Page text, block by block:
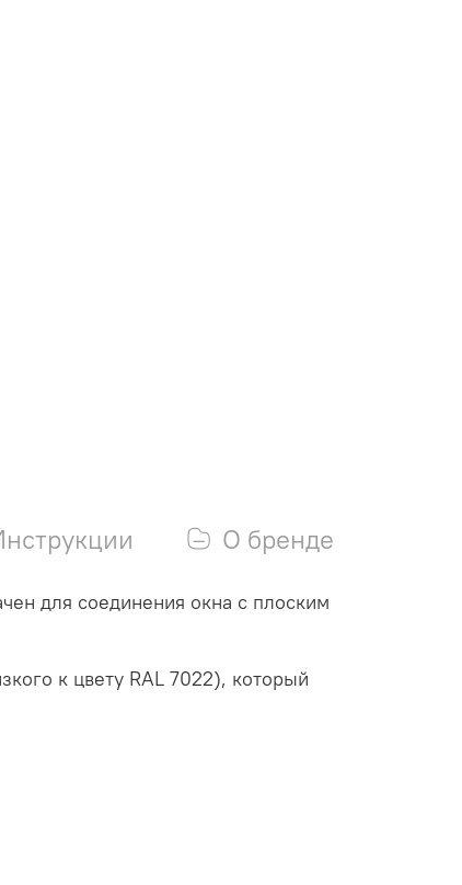
О бренде
для соединения окна с плоским
к цвету RAL 7022), который